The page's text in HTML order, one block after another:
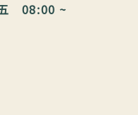
五 08:00 ~